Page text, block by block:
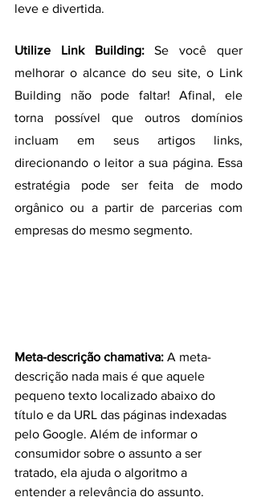
leve e divertida.
Utilize Link Building: Se você quer
melhorar o alcance do seu site, o Link
Building não pode faltar! Afinal, ele
torna possível que outros domínios
incluam em seus artigos links,
direcionando o leitor a sua página. Essa
estratégia pode ser feita de modo
orgânico ou a partir de parcerias com
empresas do mesmo segmento.
Meta-descrição chamativa: A meta-
descrição nada mais é que aquele
pequeno texto localizado abaixo do
título e da URL das páginas indexadas
pelo Google. Além de informar o
consumidor sobre o assunto a ser
tratado, ela ajuda o algoritmo a
entender a relevância do assunto.